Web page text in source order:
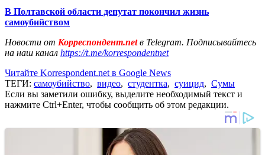
В Полтавской области депутат покончил жизнь
самоубийством
Новости от Корреспондент.netв Telegram. Подписывайтесь
на наш канал https://t.me/korrespondentnet
Читайте Korrespondent.net в Google News
ТЕГИ: самоубийство, видео, студентка, суицид, Сумы
Если вы заметили ошибку, выделите необходимый текст и
нажмите Ctrl+Enter, чтобы сообщить об этом редакции.